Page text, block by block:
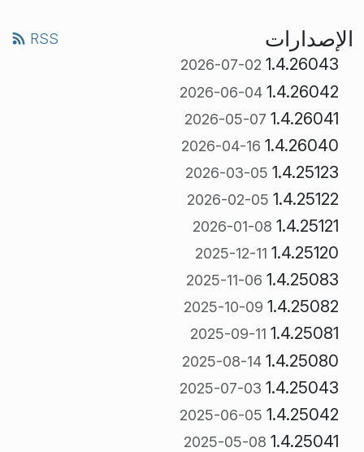
الإصدارات RSS
1.4.26043
2026-07-02
1.4.26042
2026-06-04
1.4.26041
2026-05-07
1.4.26040
2026-04-16
1.4.25123
2026-03-05
1.4.25122
2026-02-05
1.4.25121
2026-01-08
1.4.25120
2025-12-11
1.4.25083
2025-11-06
1.4.25082
2025-10-09
1.4.25081
2025-09-11
1.4.25080
2025-08-14
1.4.25043
2025-07-03
1.4.25042
2025-06-05
1.4.25041
2025-05-08